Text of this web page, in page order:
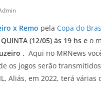
x Remo pela Copa do
QUINTA (12/05) às 19 hs e o
. Aqui no MRNews
os jogos serão
Aliás, em 2022, terá várias